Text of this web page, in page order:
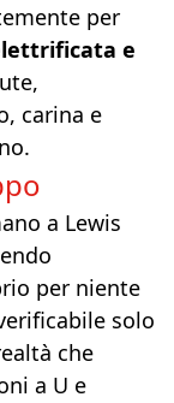
per
e
carina e
a Lewis
per niente
solo
che
a U e